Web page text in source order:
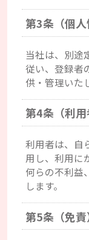
第3条（個人
当社は、別途
従い、登録者
供・管理いた
第4条（利用
利用者は、自
用し、利用に
何らの不利益
します。
第5条（免責